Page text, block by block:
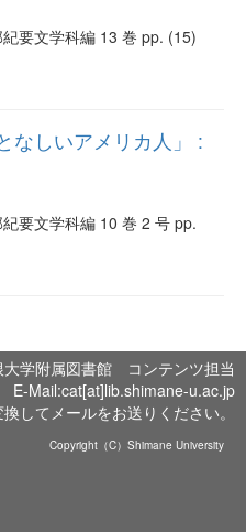
要文学科編 13 巻 pp. (15)
なしいアメリカ人」 :
要文学科編 10 巻 2 号 pp.
大学附属図書館 コンテンツ担当
E-Mail:cat[at]lib.shimane-u.ac.jp
してメールをお送りください。
Copyright（C）Shimane University